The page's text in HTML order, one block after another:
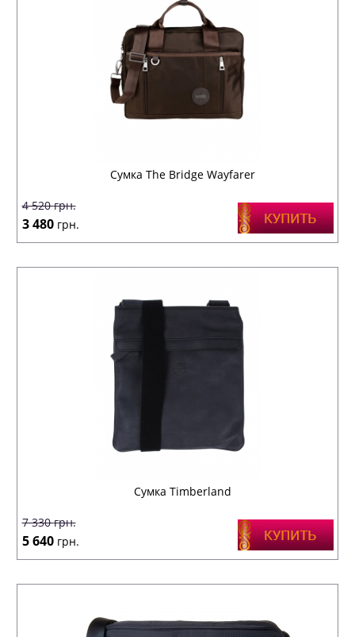
Сумка The Bridge Wayfarer
4 520грн.
3 480 грн.
Сумка Timberland
7 330грн.
5 640 грн.